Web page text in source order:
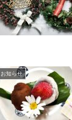
お知らせ